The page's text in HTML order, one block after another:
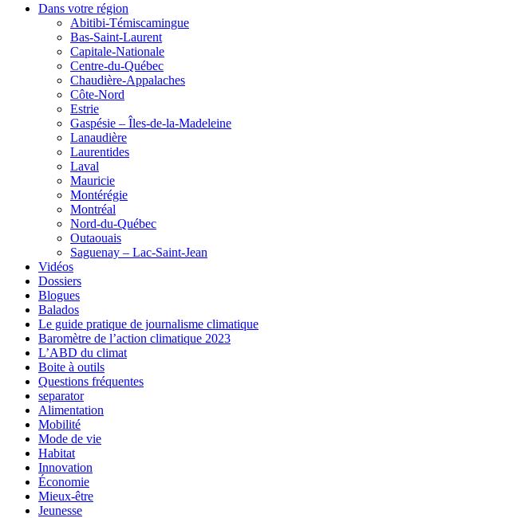
Dans votre région
Abitibi-Témiscamingue
Bas-Saint-Laurent
Capitale-Nationale
Centre-du-Québec
Chaudière-Appalaches
Côte-Nord
Estrie
Gaspésie – Îles-de-la-Madeleine
Lanaudière
Laurentides
Laval
Mauricie
Montérégie
Montréal
Nord-du-Québec
Outaouais
Saguenay – Lac-Saint-Jean
Vidéos
Dossiers
Blogues
Balados
Le guide pratique de journalisme climatique
Baromètre de l’action climatique 2023
L’ABD du climat
Boite à outils
Questions fréquentes
separator
Alimentation
Mobilité
Mode de vie
Habitat
Innovation
Économie
Mieux-être
Jeunesse